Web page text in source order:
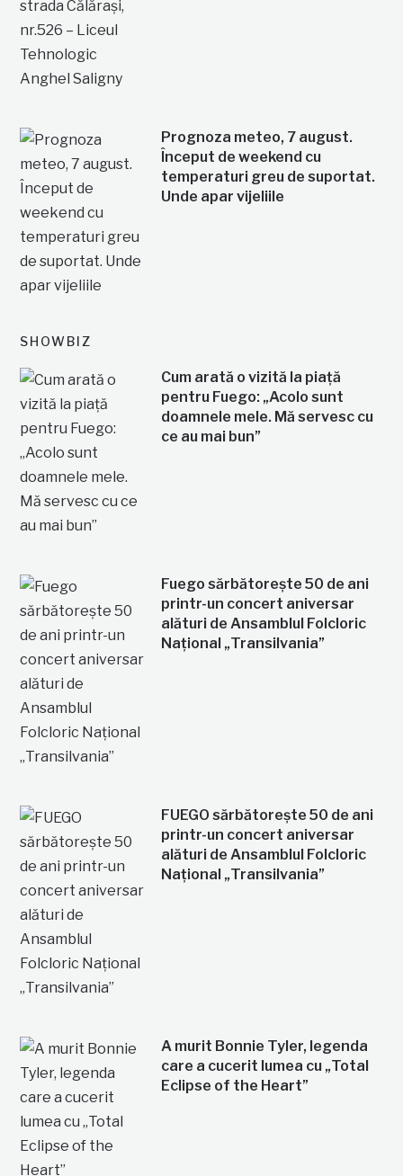
Prognoza meteo, 7 august.
Început de weekend cu
temperaturi greu de suportat.
Unde apar vijeliile
SHOWBIZ
Cum arată o vizită la piață
pentru Fuego: „Acolo sunt
doamnele mele. Mă servesc cu
ce au mai bun”
Fuego sărbătorește 50 de ani
printr-un concert aniversar
alături de Ansamblul Folcloric
Național „Transilvania”
FUEGO sărbătorește 50 de ani
printr-un concert aniversar
alături de Ansamblul Folcloric
Național „Transilvania”
A murit Bonnie Tyler, legenda
care a cucerit lumea cu „Total
Eclipse of the Heart”